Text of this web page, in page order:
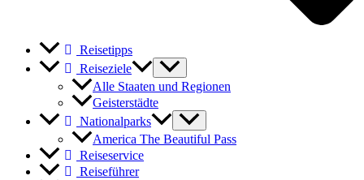
Reisetipps
Reiseziele
Alle Staaten und Regionen
Geisterstädte
Nationalparks
America The Beautiful Pass
Reiseservice
Reiseführer